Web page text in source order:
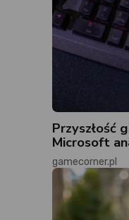
Przyszłość
Microsoft
gamecorner.pl